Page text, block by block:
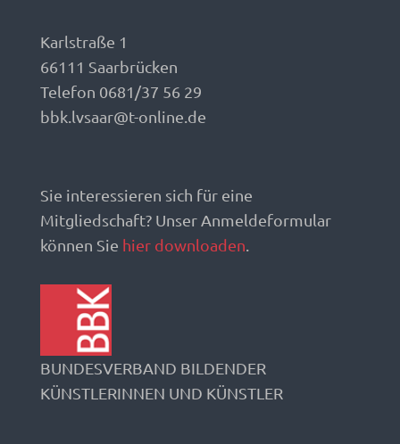
Karlstraße 1
66111 Saarbrücken
Telefon 0681/37 56 29
bbk.lvsaar@t-online.de
Sie interessieren sich für eine
Mitgliedschaft? Unser Anmeldeformular
können Sie hier downloaden
BUNDESVERBAND BILDENDER
KÜNSTLERINNEN UND KÜNSTLER